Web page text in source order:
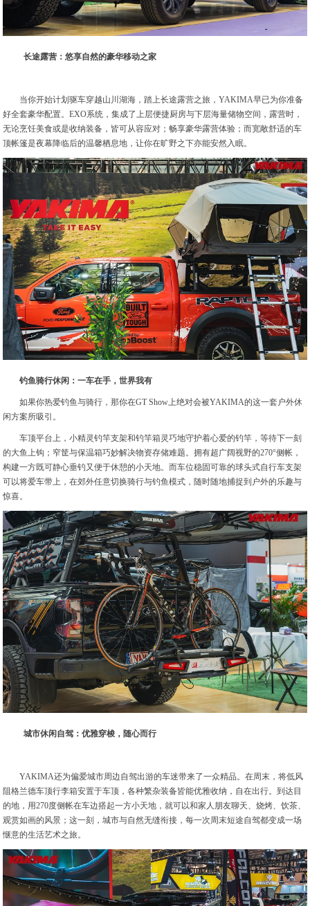
长途露营：悠享自然的豪华移动之家
当你开始计划驱车穿越山川湖海，踏上长途露营之旅，YAKIMA早已为你准备
好全套豪华配置。EXO系统，集成了上层便捷厨房与下层海量储物空间，露营时，
无论烹饪美食或是收纳装备，皆可从容应对；畅享豪华露营体验；而宽敞舒适的车
顶帐篷是夜幕降临后的温馨栖息地，让你在旷野之下亦能安然入眠。
钓鱼骑行休闲：一车在手，世界我有
如果你热爱钓鱼与骑行，那你在GT Show上绝对会被YAKIMA的这一套户外休
闲方案所吸引。
车顶平台上，小精灵钓竿支架和钓竿箱灵巧地守护着心爱的钓竿，等待下一刻
的大鱼上钩；窄筐与保温箱巧妙解决物资存储难题。拥有超广阔视野的270°侧帐，
构建一方既可静心垂钓又便于休憩的小天地。而车位稳固可靠的球头式自行车支架
可以将爱车带上，在郊外任意切换骑行与钓鱼模式，随时随地捕捉到户外的乐趣与
惊喜。
城市休闲自驾：优雅穿梭，随心而行
YAKIMA还为偏爱城市周边自驾出游的车迷带来了一众精品。在周末，将低风
阻格兰德车顶行李箱安置于车顶，各种繁杂装备皆能优雅收纳，自在出行。到达目
的地，用270度侧帐在车边搭起一方小天地，就可以和家人朋友聊天、烧烤、饮茶、
观赏如画的风景；这一刻，城市与自然无缝衔接，每一次周末短途自驾都变成一场
惬意的生活艺术之旅。